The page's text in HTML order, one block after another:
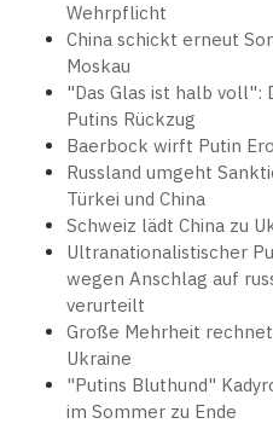
Wehrpflicht
China schickt erneut
Moskau
"Das Glas ist halb voll":
Putins Rückzug
Baerbock wirft Putin
Russland umgeht
Türkei und China
Schweiz lädt China zu
Ultranationalistischer
wegen Anschlag auf
verurteilt
Große Mehrheit
Ukraine
"Putins Bluthund"
im Sommer zu Ende